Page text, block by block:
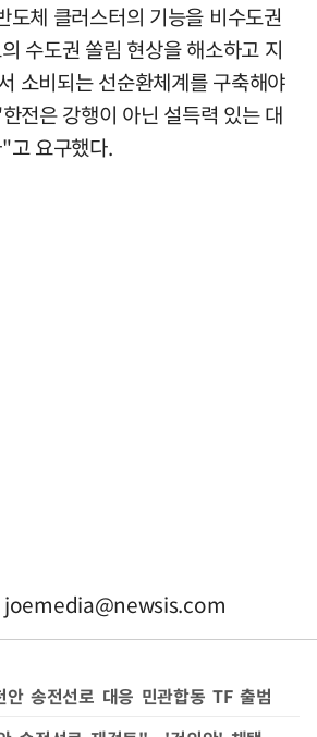
도체 클러스터의 기능을 비수도권
수도권 쏠림 현상을 해소하고 지
소비되는 선순환체계를 구축해야
전은 강행이 아닌 설득력 있는 대
고 요구했다.
joemedia@newsis.com
안 송전선로 대응 민관합동 TF 출범